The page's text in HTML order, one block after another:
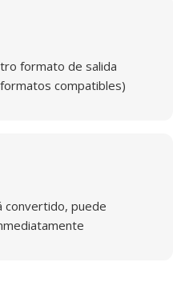
formato de salida
compatibles)
convertido, puede